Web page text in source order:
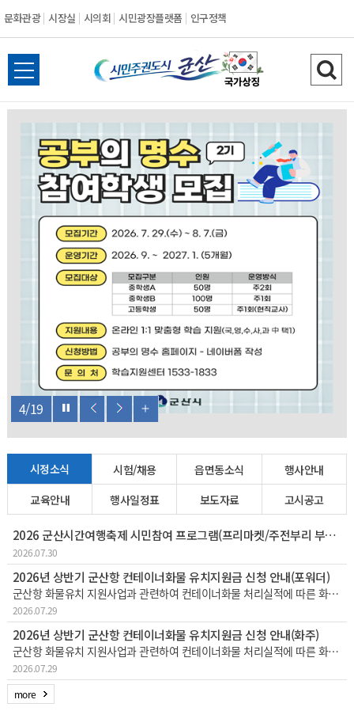
문화관광 시장실 시의회 시민광장플랫폼 인구정책
시
민
주
권
도
시
군
산
전
체
검
색
4/19
시정소식 시험/채용 읍면동소식
행사안내
교육안내
행사일정표 보도자료 고시공고
2026 군산시간여행축제 시민참여 프로그램(프리마켓/주전부리 부스운영) 참여자 모집
2026.07.30
2026년 상반기 군산항 컨테이너화물 유치지원금 신청 안내(포워더)
군산항 화물유치 지원사업과 관련하여 컨테이너화물 처리실적에 따른 화물유치지원금을 지급하고자 하오니, 해당되는 포워더께서는 다음과 같이 지원금을 신청하시기 바랍니다. 1. 해당기간 : ‘25. 11. 1. ~ '26. 4. 30.(6개
2026.07.29
2026년 상반기 군산항 컨테이너화물 유치지원금 신청 안내(화주)
군산항 화물유치 지원사업과 관련하여 컨테이너화물 처리실적에 따른 화물유치지원금을 지급하고자 하오니, 해당되는 화주께서는 다음과 같이 지원금을 신청하시기 바랍니다. 1. 해당기간 : ‘25. 11. 1. ~ '26. 4. 30.(6개월
2026.07.29
more